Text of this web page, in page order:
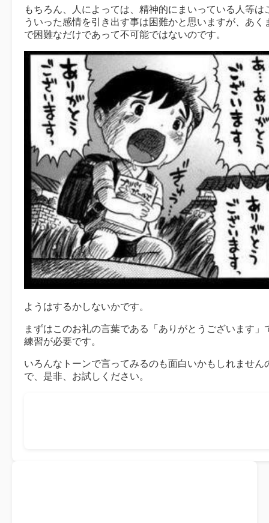
もちろん、人によっては、精神的にまいっている人等は
ういった感情を引き出す事は困難かと思いますが、あく
で困難なだけであって不可能ではないのです。
ようはするかしないかです。
まずはこのお礼の言葉である「ありがとうございます」
練習が必要です。
いろんなトーンで言ってみるのも面白いかもしれません
で、是非、お試しください。